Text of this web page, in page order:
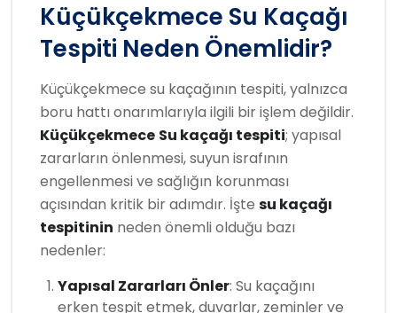
Küçükçekmece Su Kaçağı
Tespiti Neden Önemlidir?
Küçükçekmece su kaçağının tespiti, yalnızca
boru hattı onarımlarıyla ilgili bir işlem değildir.
Küçükçekmece Su kaçağı tespiti; yapısal
zararların önlenmesi, suyun israfının
engellenmesi ve sağlığın korunması
açısından kritik bir adımdır. İşte su kaçağı
tespitinin neden önemli olduğu bazı
nedenler:
Yapısal Zararları Önler: Su kaçağını
erken tespit etmek, duvarlar, zeminler ve